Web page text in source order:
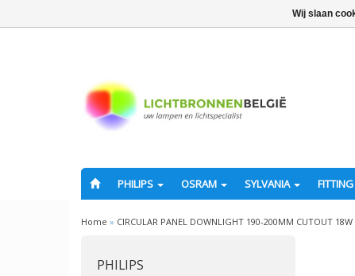
PHILIPS OSRAM SYLVANIA FITTING
Home » CIRCULAR PANEL DOWNLIGHT 190-200MM CUTOUT
PHILIPS
Wij slaan